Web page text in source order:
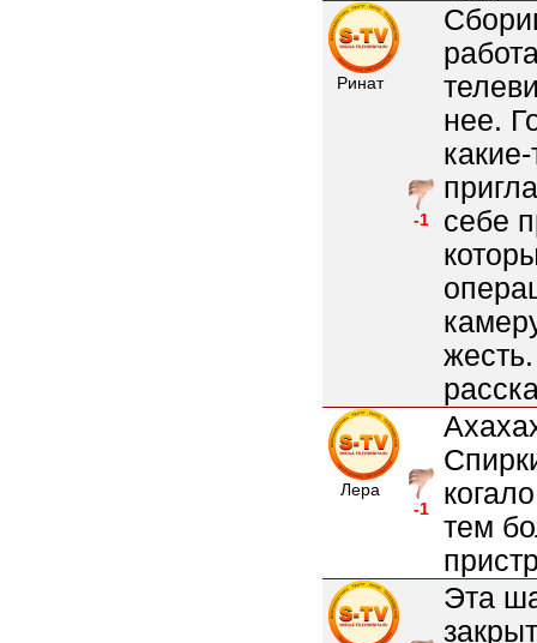
Ринат
-1
нее.
себе
Лера
-1
тем
Эта